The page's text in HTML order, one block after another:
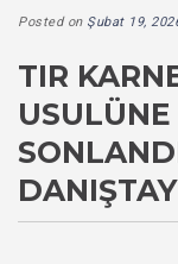
Posted on Şubat 19,
TIR
USULÜNE